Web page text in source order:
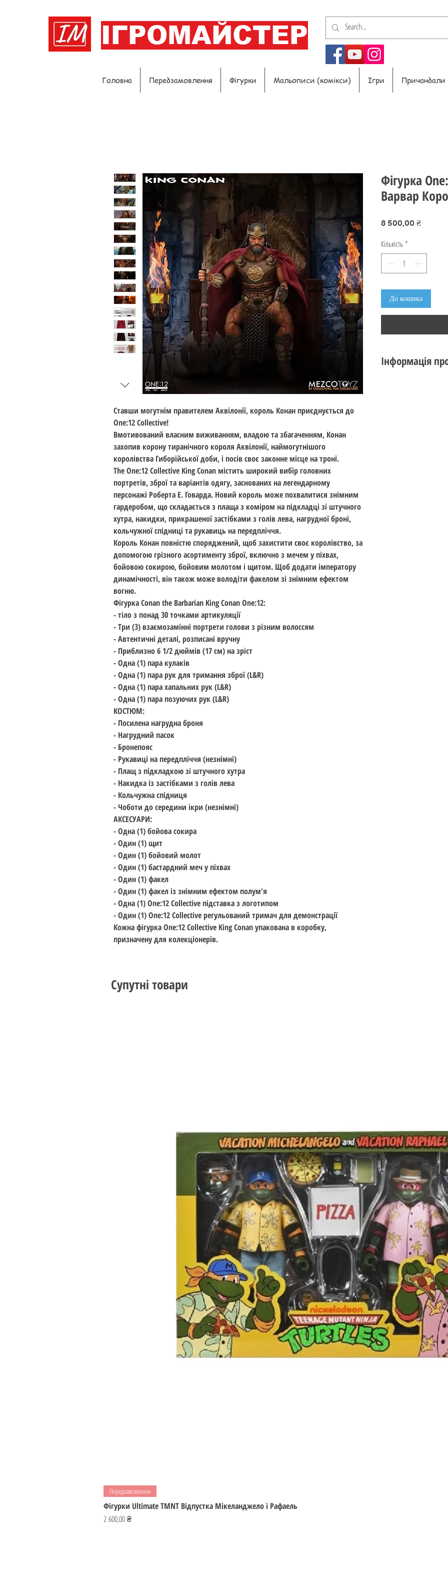
ІГРОМАЙСТЕР
Головна Передзамовлення Фігурки Мальописи (комікси) Ігри Причандали
Ставши могутнім правителем Аквілонії, король Конан приєднується до
One:12 Collective!
Вмотивований власним виживанням, владою та збагаченням, Конан
захопив корону тиранічного короля Аквілонії, наймогутнішого
королівства Гиборійської доби, і посів своє законне місце на троні.
The One:12 Collective King Conan містить широкий вибір головних
портретів, зброї та варіантів одягу, заснованих на легендарному
персонажі Роберта Е. Говарда. Новий король може похвалитися знімним
гардеробом, що складається з плаща з коміром на підкладці зі штучного
хутра, накидки, прикрашеної застібками з голів лева, нагрудної броні,
кольчужної спідниці та рукавиць на передпліччя.
Король Конан повністю споряджений, щоб захистити своє королівство, за
допомогою грізного асортименту зброї, включно з мечем у піхвах,
бойовою сокирою, бойовим молотом і щитом. Щоб додати імператору
динамічності, він також може володіти факелом зі знімним ефектом
вогню.
Фігурка Conan the Barbarian King Conan One:12:
- тіло з понад 30 точками артикуляції
- Три (3) взаємозамінні портрети голови з різним волоссям
- Автентичні деталі, розписані вручну
- Приблизно 6 1/2 дюймів (17 см) на зріст
- Одна (1) пара кулаків
- Одна (1) пара рук для тримання зброї (L&R)
- Одна (1) пара хапальних рук (L&R)
- Одна (1) пара позуючих рук (L&R)
КОСТЮМ:
- Посилена нагрудна броня
- Нагрудний пасок
- Бронепояс
- Рукавиці на передпліччя (незнімні)
- Плащ з підкладкою зі штучного хутра
- Накидка із застібками з голів лева
- Кольчужна спідниця
- Чоботи до середини ікри (незнімні)
АКСЕСУАРИ:
- Одна (1) бойова сокира
- Один (1) щит
- Один (1) бойовий молот
- Один (1) бастардний меч у піхвах
- Один (1) факел
- Один (1) факел із знімним ефектом полум'я
- Одна (1) One:12 Collective підставка з логотипом
- Один (1) One:12 Collective регульований тримач для демонстрації
Кожна фігурка One:12 Collective King Conan упакована в коробку,
призначену для колекціонерів.
Фігурка
Варвар
8 500,00 ₴Ціна
Кількість *
До кошика
Інформація
Супутні товари
Передзамовлення
Фігурки Ultimate TMNT Відпустка Мікеланджело і Рафаель
Ціна
2 600,00 ₴